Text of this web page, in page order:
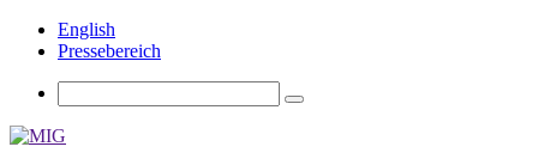
English
Pressebereich